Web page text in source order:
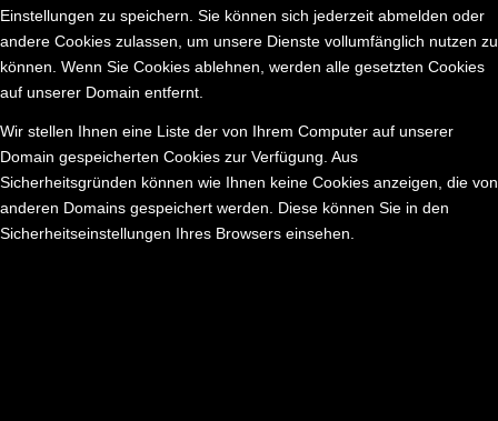
Einstellungen zu speichern. Sie können sich jederzeit abmelden oder
andere Cookies zulassen, um unsere Dienste vollumfänglich nutzen zu
können. Wenn Sie Cookies ablehnen, werden alle gesetzten Cookies
auf unserer Domain entfernt.
Wir stellen Ihnen eine Liste der von Ihrem Computer auf unserer
Domain gespeicherten Cookies zur Verfügung. Aus
Sicherheitsgründen können wie Ihnen keine Cookies anzeigen, die von
anderen Domains gespeichert werden. Diese können Sie in den
Sicherheitseinstellungen Ihres Browsers einsehen.